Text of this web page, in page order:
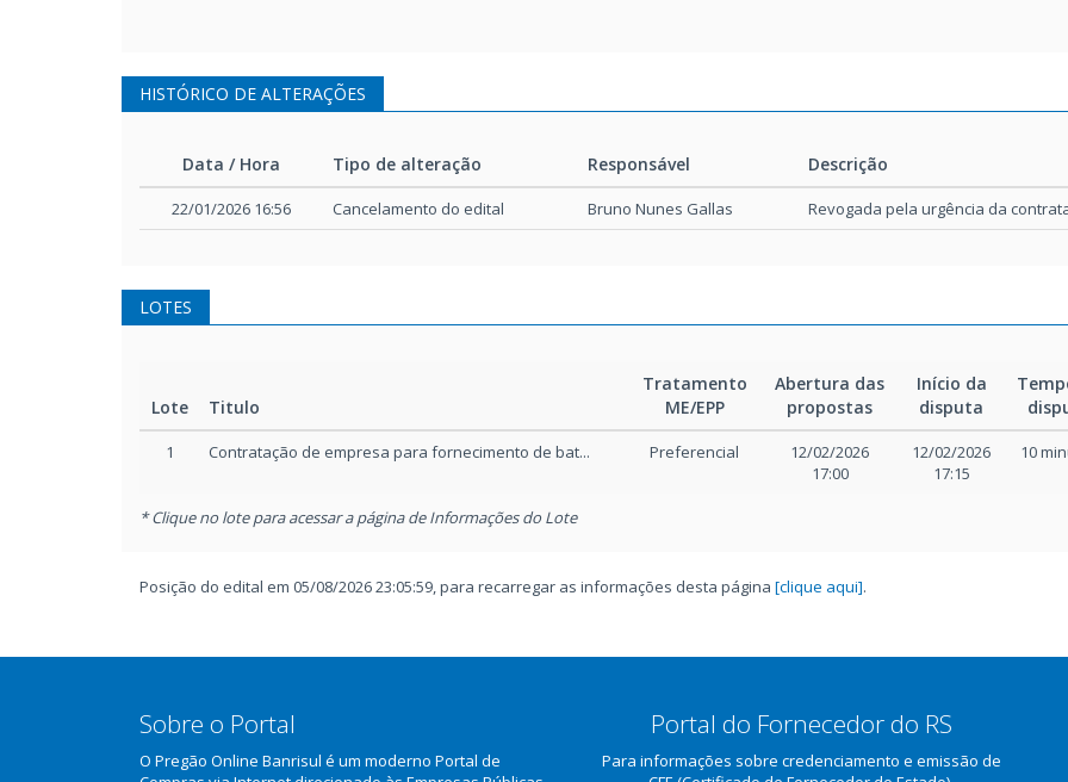
HISTÓRICO DE ALTERAÇÕES
Data / Hora Tipo de alteração Responsável
Descrição
Data / Hora
Tipo de alteração Responsável Descrição
22/01/2026 16:56 Cancelamento do edital Bruno Nunes Gallas Revogada pela urgência da
LOTES
Lote Titulo
Tratamento
ME/EPP
Abertura das
propostas
Início da
disputa
1 Contratação de empresa para fornecimento de bat... Preferencial
12/02/2026
17:00
12/02/2026
17:15
10
* Clique no lote para acessar a página de Informações do Lote
Posição do edital em 05/08/2026 23:05:59, para recarregar as informações desta página [clique aqui].
Sobre o Portal
O Pregão Online Banrisul é um moderno Portal de
Portal do Fornecedor do RS
Para informações sobre credenciamento e emissão de